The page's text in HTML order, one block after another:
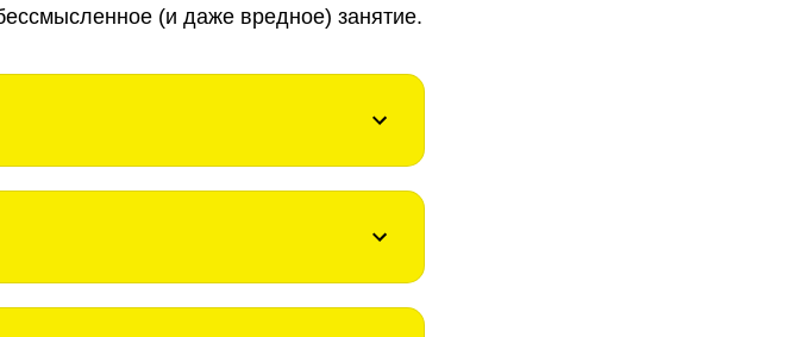
(и даже вредное) занятие.